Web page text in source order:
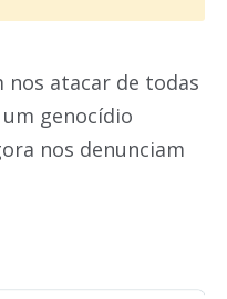
nos atacar de todas
genocídio
nos denunciam